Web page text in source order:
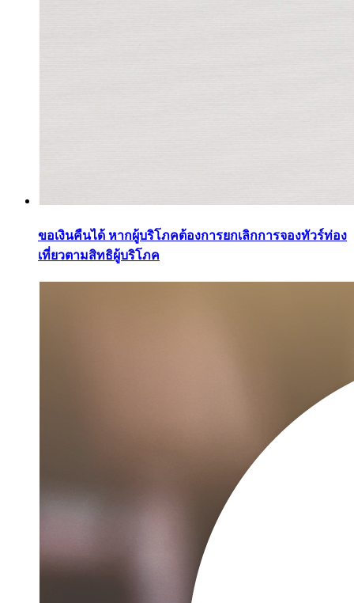
ขอเงินคืนได้ หากผู้บริโภคต้องการยกเลิกการจองทัวร์ท่อง
เที่ยวตามสิทธิผู้บริโภค